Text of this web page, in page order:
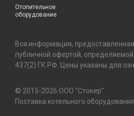
Отопительное
оборудование
Вся информация, предоставленная
публичной офертой,
437(2) ГК РФ. Цены указаны для
© 2015-2026 ООО "Стокер"
Поставка котельного